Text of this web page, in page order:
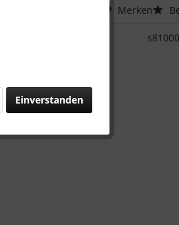
Merken
s81000
Einverstanden